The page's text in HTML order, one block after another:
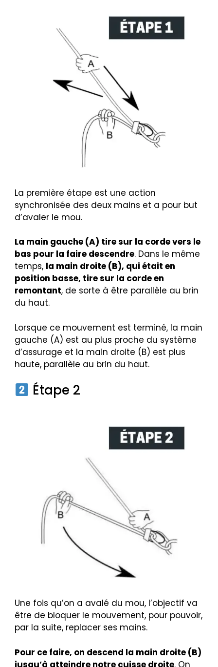
La première étape est une action
synchronisée des deux mains et a pour but
d’avaler le mou.
La main gauche (A) tire sur la corde vers le
bas pour la faire descendre. Dans le même
temps, la main droite (B), qui était en
position basse, tire sur la corde en
remontant, de sorte à être parallèle au brin
du haut.
Lorsque ce mouvement est terminé, la main
gauche (A) est au plus proche du système
d’assurage et la main droite (B) est plus
haute, parallèle au brin du haut.
Étape 2
Une fois qu’on a avalé du mou, l’objectif va
être de bloquer le mouvement, pour pouvoir,
par la suite, replacer ses mains.
Pour ce faire, on descend la main droite (B)
jusqu’à atteindre notre cuisse droite. On